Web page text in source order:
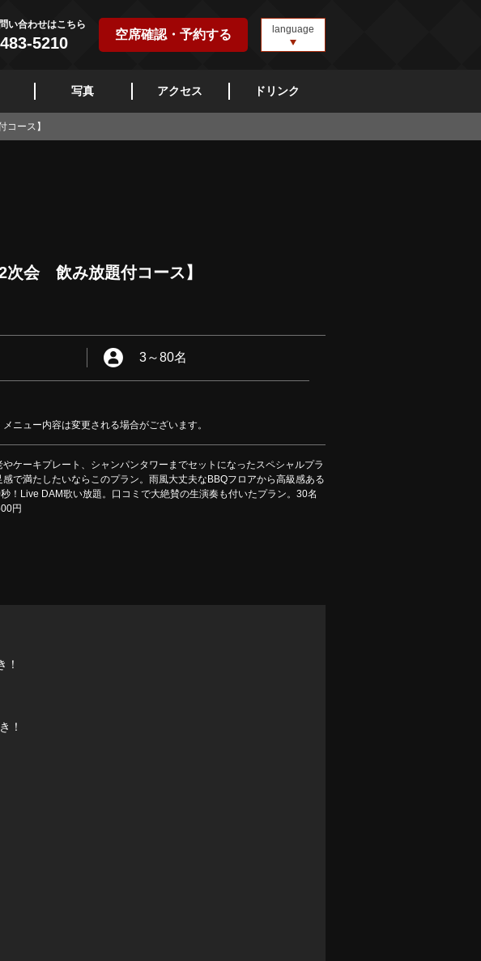
い合わせはこちら
5210 空席確認・予約する language
写真 アクセス ドリンク
ース】
次会 飲み放題付コース】
3～80名
ニュー内容は変更される場合がございます。
ケーキプレート、シャンパンタワーまでセットになったスペシャルプラ
で満たしたいならこのプラン。雨風大丈夫なBBQフロアから高級感ある
！Live DAM歌い放題。口コミで大絶賛の生演奏も付いたプラン。30名
円
！
！